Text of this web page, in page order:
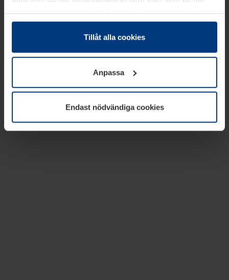
samlat in inom ramen för din användning av tjänsterna.
Juridiskt kan vi lagra kakor på din enhet, om de är
absolut nödvändiga för driften av den här webbplatsen.
godkännande kan du när som helst ändra eller återkalla i
informationen om kakor underDataskyddsförklaring
vår webbplats.
Tillåt alla cookies
Anpassa
Endast nödvändiga cookies